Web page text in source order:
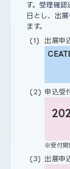
す。受理確
日とし、出
ます。
出展申
申込受
受付開
出展申